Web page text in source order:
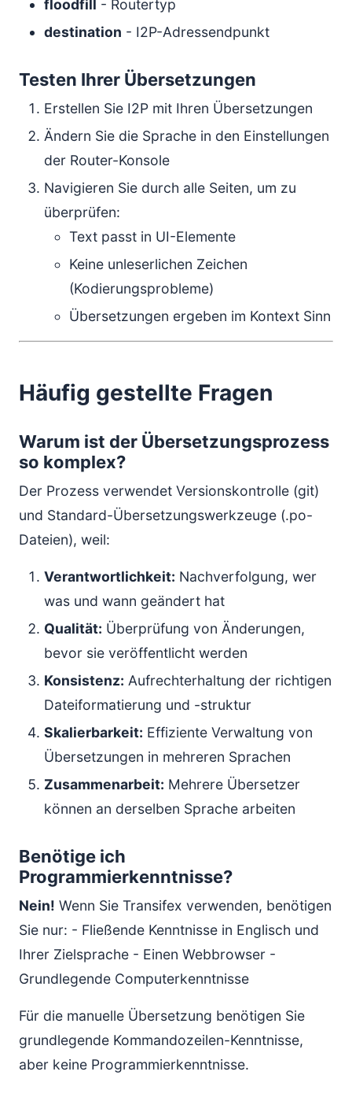
floodfill
- Routertyp
destination - I2P-Adressendpunkt
Testen Ihrer Übersetzungen
Erstellen Sie I2P mit Ihren Übersetzungen
Ändern Sie die Sprache in den Einstellungen
der Router-Konsole
Navigieren Sie durch alle Seiten, um zu
überprüfen:
Text passt in UI-Elemente
Keine unleserlichen Zeichen
(Kodierungsprobleme)
Übersetzungen ergeben im Kontext Sinn
Häufig gestellte Fragen
Warum ist der Übersetzungsprozess
so komplex?
Der Prozess verwendet Versionskontrolle (git)
und Standard-Übersetzungswerkzeuge (.po-
Dateien), weil:
Verantwortlichkeit: Nachverfolgung, wer
was und wann geändert hat
Qualität: Überprüfung von Änderungen,
bevor sie veröffentlicht werden
Konsistenz: Aufrechterhaltung der richtigen
Dateiformatierung und -struktur
Skalierbarkeit: Effiziente Verwaltung von
Übersetzungen in mehreren Sprachen
Zusammenarbeit: Mehrere Übersetzer
können an derselben Sprache arbeiten
Benötige ich
Programmierkenntnisse?
Nein! Wenn Sie Transifex verwenden, benötigen
Sie nur: - Fließende Kenntnisse in Englisch und
Ihrer Zielsprache - Einen Webbrowser -
Grundlegende Computerkenntnisse
Für die manuelle Übersetzung benötigen Sie
grundlegende Kommandozeilen-Kenntnisse,
aber keine Programmierkenntnisse.